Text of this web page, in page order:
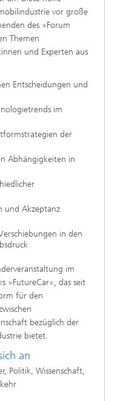
vor große
des »Forum
Themen
und Experten aus
Entscheidungen und
im
der
Abhängigkeiten in
und Akzeptanz
in den
im
»FutureCar«, das seit
für den
bezüglich der
bietet.​​​​
an
Politik, Wissenschaft,